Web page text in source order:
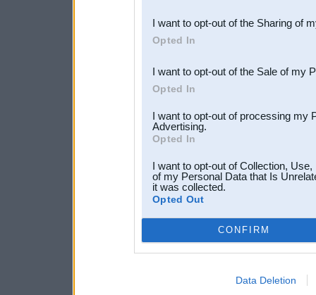
Downstream Participants
third parties.
I want to opt-out of the Sharing of
Opted In
I want to opt-out of the Sale of my
Opted In
I want to opt-out of processing my
Advertising.
Opted In
I want to opt-out of Collection,
of my Personal Data that Is
it was collected.
Opted Out
CONFIRM
Data Deletion